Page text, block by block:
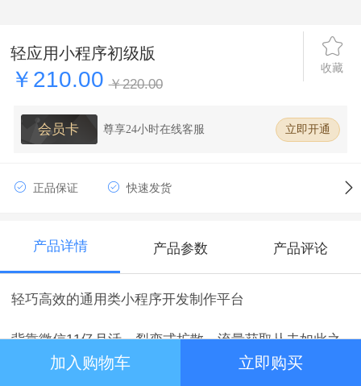
轻应用小程序初级版
收藏
￥210.00 ￥220.00
会员卡 尊享24小时在线客服 立即开通
正品保证 快速发货
产品详情 产品参数 产品评论
轻巧高效的通用类小程序开发制作平台
背靠微信11亿月活，裂变式扩散，流量获取从未如此之
加入购物车 立即购买